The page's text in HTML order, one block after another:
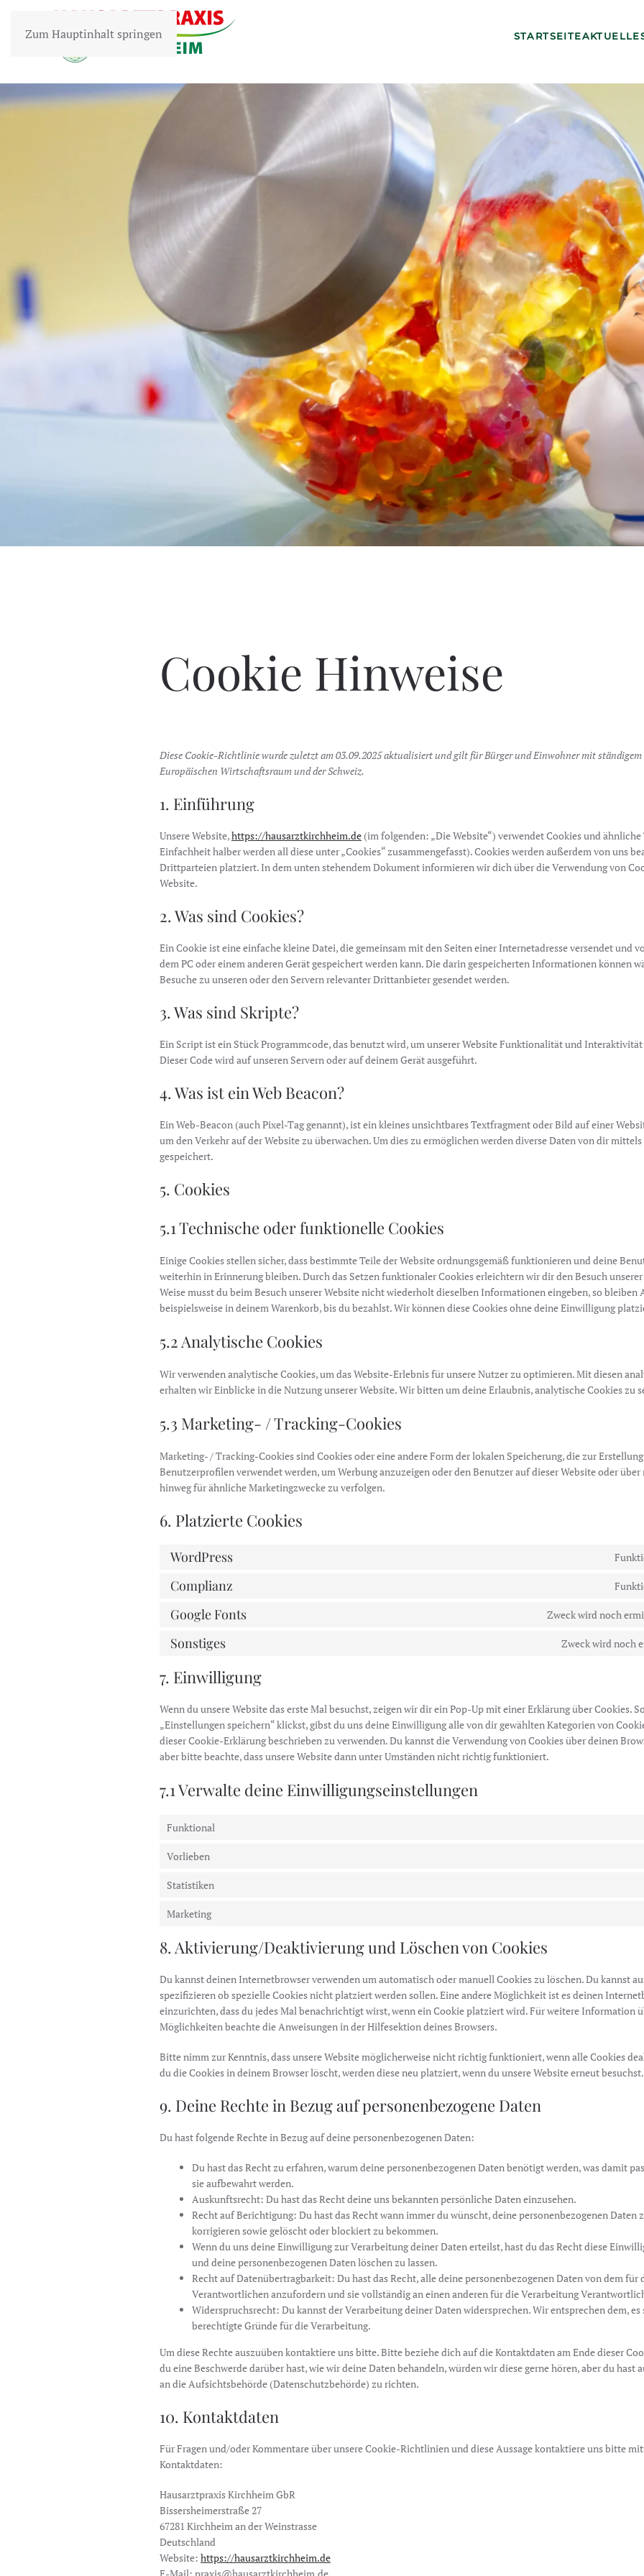
Zum Hauptinhalt springen STARTSEITE
Cookie Hinweise
Diese Cookie-Richtlinie wurde zuletzt am 03.09.2025 aktualisiert und gilt für Bürger und Einwohner mit
Europäischen Wirtschaftsraum und der Schweiz.
1. Einführung
Unsere Website,https://hausarztkirchheim.de (im folgenden: „Die Website“) verwendet Cookies und
Einfachheit halber werden all diese unter „Cookies“ zusammengefasst). Cookies werden außerdem von uns
Drittparteien platziert. In dem unten stehendem Dokument informieren wir dich über die Verwendung von
Website.
2. Was sind Cookies?
Ein Cookie ist eine einfache kleine Datei, die gemeinsam mit den Seiten einer Internetadresse versendet und
dem PC oder einem anderen Gerät gespeichert werden kann. Die darin gespeicherten Informationen können
Besuche zu unseren oder den Servern relevanter Drittanbieter gesendet werden.
3. Was sind Skripte?
Ein Script ist ein Stück Programmcode, das benutzt wird, um unserer Website Funktionalität und
Dieser Code wird auf unseren Servern oder auf deinem Gerät ausgeführt.
4. Was ist ein Web Beacon?
Ein Web-Beacon (auch Pixel-Tag genannt), ist ein kleines unsichtbares Textfragment oder Bild auf einer
um den Verkehr auf der Website zu überwachen. Um dies zu ermöglichen werden diverse Daten von dir
gespeichert.
5. Cookies
5.1 Technische oder funktionelle Cookies
Einige Cookies stellen sicher, dass bestimmte Teile der Website ordnungsgemäß funktionieren und deine
weiterhin in Erinnerung bleiben. Durch das Setzen funktionaler Cookies erleichtern wir dir den Besuch
Weise musst du beim Besuch unserer Website nicht wiederholt dieselben Informationen eingeben, so bleiben
beispielsweise in deinem Warenkorb, bis du bezahlst. Wir können diese Cookies ohne deine Einwilligung
5.2 Analytische Cookies
Wir verwenden analytische Cookies, um das Website-Erlebnis für unsere Nutzer zu optimieren. Mit diesen
erhalten wir Einblicke in die Nutzung unserer Website. Wir bitten um deine Erlaubnis, analytische Cookies zu
5.3 Marketing- / Tracking-Cookies
Marketing- / Tracking-Cookies sind Cookies oder eine andere Form der lokalen Speicherung, die zur
Benutzerprofilen verwendet werden, um Werbung anzuzeigen oder den Benutzer auf dieser Website oder über
hinweg für ähnliche Marketingzwecke zu verfolgen.
6. Platzierte Cookies
WordPress
Complianz
Google Fonts Zweck wird noch
Sonstiges Zweck wird noch
7. Einwilligung
Wenn du unsere Website das erste Mal besuchst, zeigen wir dir ein Pop-Up mit einer Erklärung über Cookies.
„Einstellungen speichern“ klickst, gibst du uns deine Einwilligung alle von dir gewählten Kategorien von
dieser Cookie-Erklärung beschrieben zu verwenden. Du kannst die Verwendung von Cookies über deinen
aber bitte beachte, dass unsere Website dann unter Umständen nicht richtig funktioniert.
7.1 Verwalte deine Einwilligungseinstellungen
Funktional
Vorlieben
Statistiken
Marketing
8. Aktivierung/Deaktivierung und Löschen von Cookies
Du kannst deinen Internetbrowser verwenden um automatisch oder manuell Cookies zu löschen. Du kannst
spezifizieren ob spezielle Cookies nicht platziert werden sollen. Eine andere Möglichkeit ist es deinen
einzurichten, dass du jedes Mal benachrichtigt wirst, wenn ein Cookie platziert wird. Für weitere Information
Möglichkeiten beachte die Anweisungen in der Hilfesektion deines Browsers.
Bitte nimm zur Kenntnis, dass unsere Website möglicherweise nicht richtig funktioniert, wenn alle Cookies
du die Cookies in deinem Browser löscht, werden diese neu platziert, wenn du unsere Website erneut besuchst.
9. Deine Rechte in Bezug auf personenbezogene Daten
Du hast folgende Rechte in Bezug auf deine personenbezogenen Daten:
Du hast das Recht zu erfahren, warum deine personenbezogenen Daten benötigt werden, was damit
sie aufbewahrt werden.
Auskunftsrecht: Du hast das Recht deine uns bekannten persönliche Daten einzusehen.
Recht auf Berichtigung: Du hast das Recht wann immer du wünscht, deine personenbezogenen Daten
korrigieren sowie gelöscht oder blockiert zu bekommen.
Wenn du uns deine Einwilligung zur Verarbeitung deiner Daten erteilst, hast du das Recht diese
und deine personenbezogenen Daten löschen zu lassen.
Recht auf Datenübertragbarkeit: Du hast das Recht, alle deine personenbezogenen Daten von dem für
Verantwortlichen anzufordern und sie vollständig an einen anderen für die Verarbeitung
Widerspruchsrecht: Du kannst der Verarbeitung deiner Daten widersprechen. Wir entsprechen dem, es
berechtigte Gründe für die Verarbeitung.
Um diese Rechte auszuüben kontaktiere uns bitte. Bitte beziehe dich auf die Kontaktdaten am Ende dieser
du eine Beschwerde darüber hast, wie wir deine Daten behandeln, würden wir diese gerne hören, aber du hast
an die Aufsichtsbehörde (Datenschutzbehörde) zu richten.
10. Kontaktdaten
Für Fragen und/oder Kommentare über unsere Cookie-Richtlinien und diese Aussage kontaktiere uns bitte
Kontaktdaten:
Hausarztpraxis Kirchheim GbR
Bissersheimerstraße 27
67281 Kirchheim an der Weinstrasse
Deutschland
Website: https://hausarztkirchheim.de